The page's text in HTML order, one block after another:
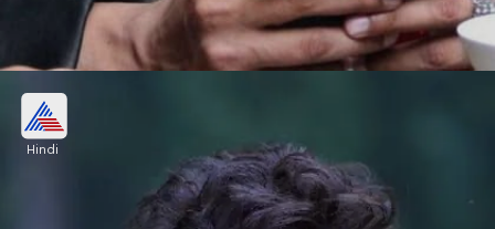
रैपर हनी सिंह को भी गैंगस्टर गोल्डी बराड़ ने जान से मारने की
धमकी दी थी।
Image credits: Social Media
Hindi